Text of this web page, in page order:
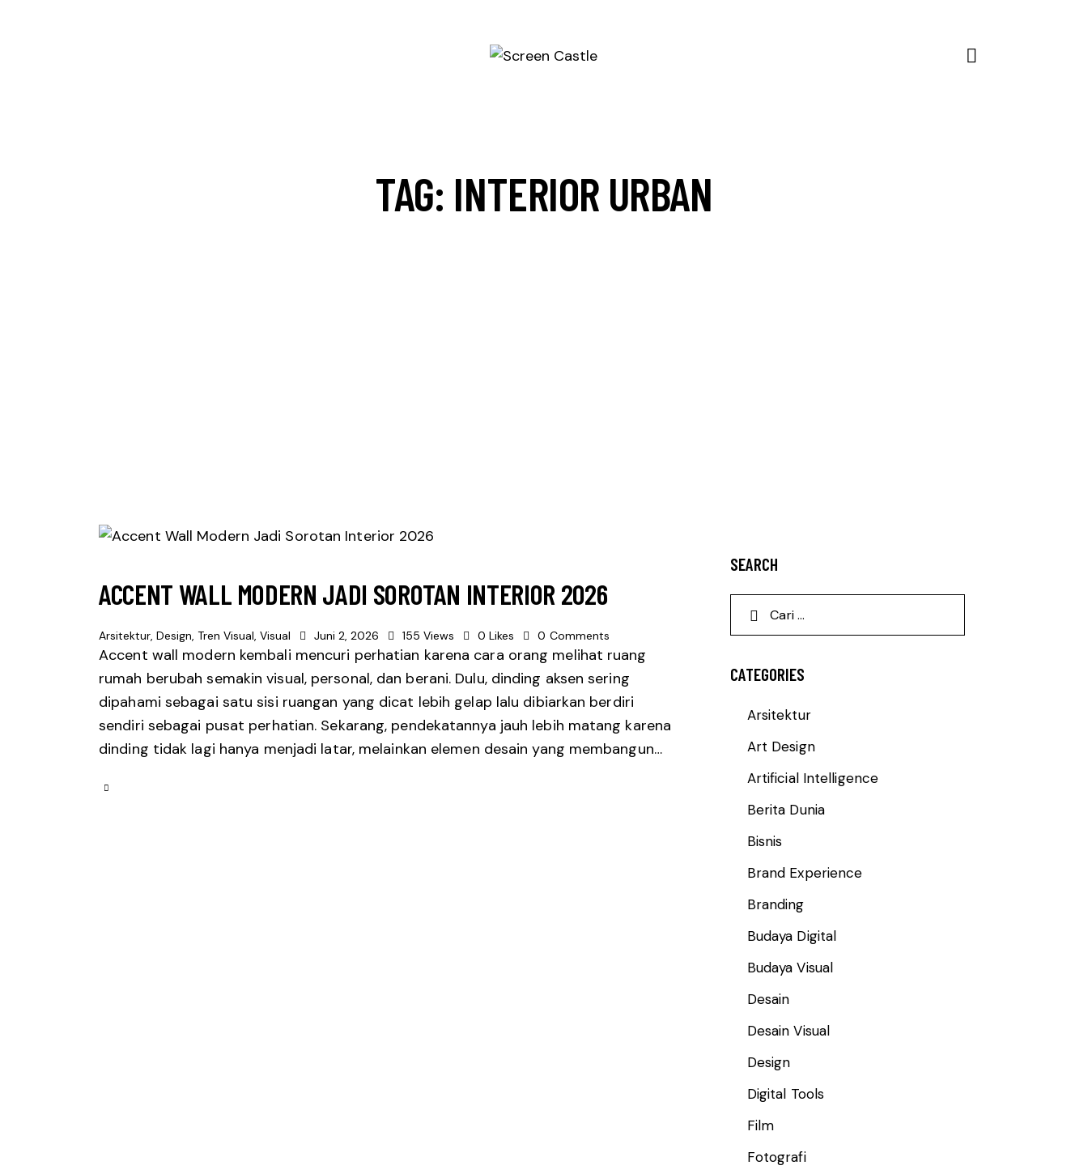
TAG: INTERIOR URBAN
ACCENT WALL MODERN JADI SOROTAN INTERIOR 2026
Arsitektur, Design, Tren Visual, Visual Juni 2, 2026 155 Views 0 Likes 0 Comments
Accent wall modern kembali mencuri perhatian karena cara orang melihat ruang
rumah berubah semakin visual, personal, dan berani. Dulu, dinding aksen sering
dipahami sebagai satu sisi ruangan yang dicat lebih gelap lalu dibiarkan berdiri
sendiri sebagai pusat perhatian. Sekarang, pendekatannya jauh lebih matang karena
dinding tidak lagi hanya menjadi latar, melainkan elemen desain yang membangun…
SEARCH
CATEGORIES
Arsitektur
Art Design
Artificial Intelligence
Berita Dunia
Bisnis
Brand Experience
Branding
Budaya Digital
Budaya Visual
Desain
Desain Visual
Design
Digital Tools
Film
Fotografi